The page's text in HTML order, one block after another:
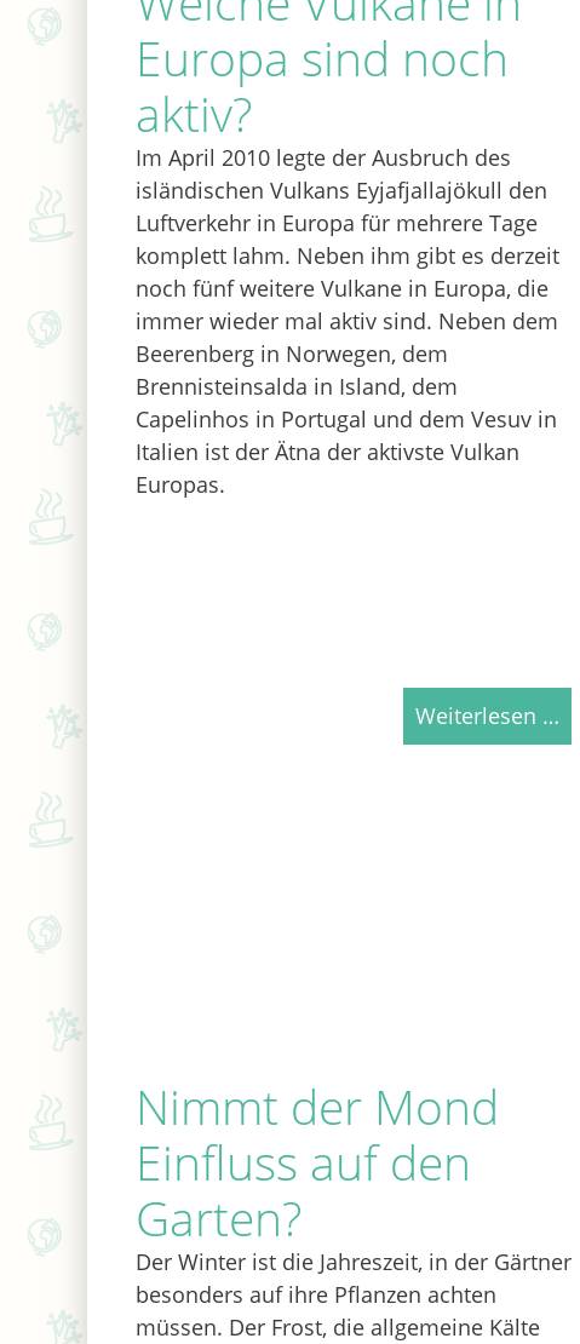
Europa sind noch
aktiv?
Im April 2010 legte der Ausbruch des
isländischen Vulkans Eyjafjallajökull den
Luftverkehr in Europa für mehrere Tage
komplett lahm. Neben ihm gibt es derzeit
noch fünf weitere Vulkane in Europa, die
immer wieder mal aktiv sind. Neben dem
Beerenberg in Norwegen, dem
Brennisteinsalda in Island, dem
Capelinhos in Portugal und dem Vesuv in
Italien ist der Ätna der aktivste Vulkan
Europas.
Weiterlesen …
Nimmt der Mond
Einfluss auf den
Garten?
Der Winter ist die Jahreszeit, in der Gärtner
besonders auf ihre Pflanzen achten
müssen. Der Frost, die allgemeine Kälte